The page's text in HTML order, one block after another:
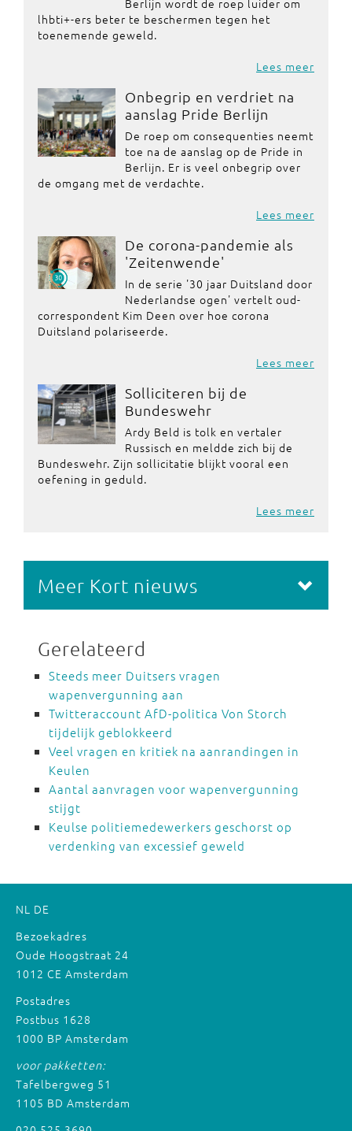
Berlijn wordt de roep luider om
lhbti+-ers beter te beschermen tegen het
toenemende geweld.
Lees meer
Onbegrip en verdriet na
aanslag Pride Berlijn
De roep om consequenties neemt
toe na de aanslag op de Pride in
Berlijn. Er is veel onbegrip over
de omgang met de verdachte.
Lees meer
De corona-pandemie als
'Zeitenwende'
In de serie '30 jaar Duitsland door
Nederlandse ogen' vertelt oud-
correspondent Kim Deen over hoe corona
Duitsland polariseerde.
Lees meer
Solliciteren bij de
Bundeswehr
Ardy Beld is tolk en vertaler
Russisch en meldde zich bij de
Bundeswehr. Zijn sollicitatie blijkt vooral een
oefening in geduld.
Lees meer
Meer Kort nieuws
Gerelateerd
Steeds meer Duitsers vragen
wapenvergunning aan
Twitteraccount AfD-politica Von Storch
tijdelijk geblokkeerd
Veel vragen en kritiek na aanrandingen in
Keulen
Aantal aanvragen voor wapenvergunning
stijgt
Keulse politiemedewerkers geschorst op
verdenking van excessief geweld
NL DE
Bezoekadres
Oude Hoogstraat 24
1012 CE Amsterdam
Postadres
Postbus 1628
1000 BP Amsterdam
voor pakketten:
Tafelbergweg 51
1105 BD Amsterdam